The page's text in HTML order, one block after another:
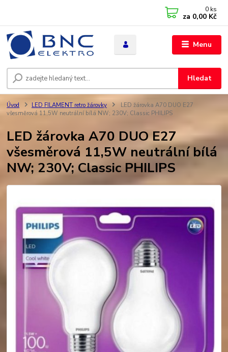
Menu
Hledat
0 ks
za 0,00 Kč
Úvod LED FILAMENT retro žárovky
LED žárovka A70 DUO E27
všesměrová 11,5W neutrální bílá NW; 230V; Classic PHILIPS
LED žárovka A70 DUO E27
všesměrová 11,5W neutrální bílá
NW; 230V; Classic PHILIPS